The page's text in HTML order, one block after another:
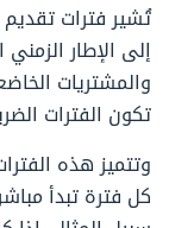
تُشير فترات تقديم
إلى الإطار
والمشتريات
تكون الفترات
وتتميز هذه
كل فترة تبدأ